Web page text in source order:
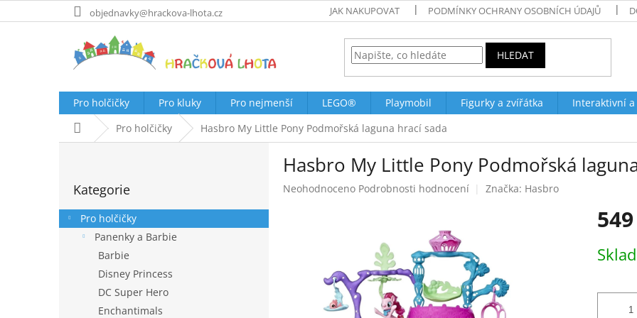
na
objednavky@hrackova-lhota.cz JAK NAKUPOVAT PODMÍNKY OCHRANY OSOBNÍCH ÚDAJŮ
HLEDAT
Pro holčičky Pro kluky Pro nejmenší LEGO® Playmobil Figurky a zvířátka Interaktivní a
Domů Pro holčičky Hasbro My Little Pony Podmořská laguna hrací sada
r
a
kategorie
Kategorie
Pro holčičky
Panenky a Barbie
Barbie
Disney Princess
DC Super Hero
Enchantimals
Hasbro My Little Pony Podmořská
Průměrné
hvězdiček.
Neohodnoceno Podrobnosti hodnocení Značka: Hasbro
cena: